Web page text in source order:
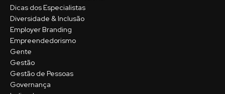
Dicas dos Especialistas
Diversidade & Inclusão
Employer Branding
Empreendedorismo
Gente
Gestão
Gestão de Pessoas
Governança